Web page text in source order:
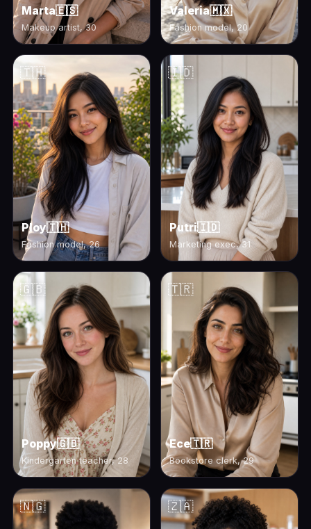
Marta🇪🇸
Makeup artist, 30
Valeria🇲🇽
Fashion model, 20
🇹🇭
Ploy🇹🇭
Fashion model, 26
🇮🇩
Putri🇮🇩
Marketing exec, 31
🇬🇧
Poppy🇬🇧
Kindergarten teacher, 28
🇹🇷
Ece🇹🇷
Bookstore clerk, 29
🇳🇬 🇿🇦